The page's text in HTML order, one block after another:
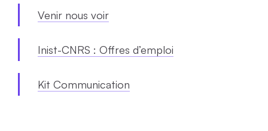
Venir nous voir
Inist-CNRS : Offres d’emploi
Kit Communication